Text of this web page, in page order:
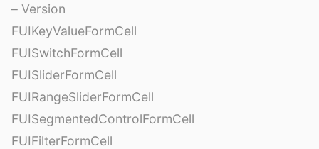
– Version
FUIKeyValueFormCell
FUISwitchFormCell
FUISliderFormCell
FUIRangeSliderFormCell
FUISegmentedControlFormCell
FUIFilterFormCell